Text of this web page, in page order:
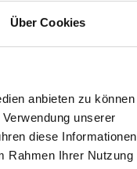
Über Cookies
anbieten zu können
unserer
diese Informationen
Rahmen Ihrer Nutzung